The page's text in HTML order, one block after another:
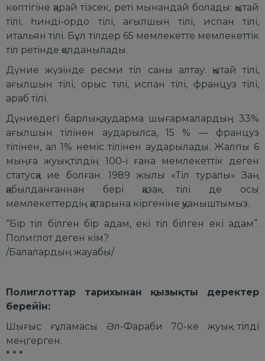
көптігіне қарай тізсек, реті мынандай болады: қытай
тілі, һинді-ордо тілі, ағылшын тілі, испан тілі,
итальян тілі. Бұл тілдер 65 мемлекетте мемлекеттік
тіл ретінде қолданылады.
Дүние жүзінде ресми тіл саны алтау: қытай тілі,
ағылшын тілі, орыс тілі, испан тілі, француз тілі,
араб тілі.
Дүниедегі барлық аударма шығармалардың 33%
ағылшын тілінен аударылса, 15 % — француз
тілінен, ал 1% неміс тілінен аударылады. Жалпы 6
мыңға жуық тілдің 100-і ғана мемлекеттік деген
статусқа ие болған. 1989 жылы «Тіл туралы» Заң
қабылданғаннан бері қазақ тілі де осы
мемлекеттердің қатарына кіргеніне қуаныштымыз.
“Бір тіл білген бір адам, екі тіл білген екі адам”.
Полиглот деген кім?
/Балалардың жауабы/
Полиглоттар тарихынан қызықты деректер
берейін:
Шығыс ғұламасы Әл-Фараби 70-ке жуық тілді
меңгерген.
* * *